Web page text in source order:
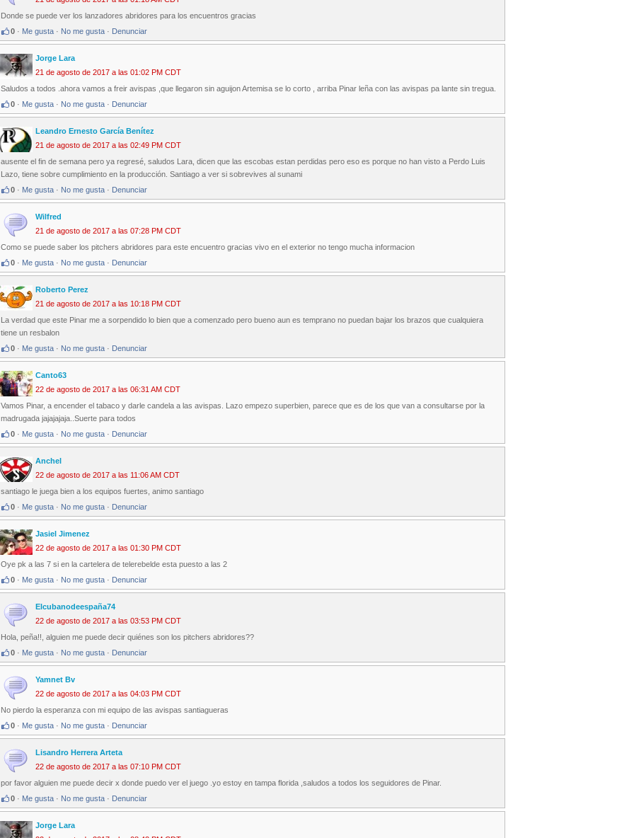
Donde se puede ver los lanzadores abridores para los encuentros gracias
0 · Me gusta · No me gusta · Denunciar
Jorge Lara
21 de agosto de 2017 a las 01:02 PM CDT
Saludos a todos .ahora vamos a freir avispas ,que llegaron sin aguijon Artemisa se lo corto , arriba Pinar leña con las avispas pa lante sin tregua.
0 · Me gusta · No me gusta · Denunciar
Leandro Ernesto García Benítez
21 de agosto de 2017 a las 02:49 PM CDT
ausente el fin de semana pero ya regresé, saludos Lara, dicen que las escobas estan perdidas pero eso es porque no han visto a Perdo Luis
Lazo, tiene sobre cumplimiento en la producción. Santiago a ver si sobrevives al sunami
0 · Me gusta · No me gusta · Denunciar
Wilfred
21 de agosto de 2017 a las 07:28 PM CDT
Como se puede saber los pitchers abridores para este encuentro gracias vivo en el exterior no tengo mucha informacion
0 · Me gusta · No me gusta · Denunciar
Roberto Perez
21 de agosto de 2017 a las 10:18 PM CDT
La verdad que este Pinar me a sorpendido lo bien que a comenzado pero bueno aun es temprano no puedan bajar los brazos que cualquiera
tiene un resbalon
0 · Me gusta · No me gusta · Denunciar
Canto63
22 de agosto de 2017 a las 06:31 AM CDT
Vamos Pinar, a encender el tabaco y darle candela a las avispas. Lazo empezo superbien, parece que es de los que van a consultarse por la
madrugada jajajajaja..Suerte para todos
0 · Me gusta · No me gusta · Denunciar
Anchel
22 de agosto de 2017 a las 11:06 AM CDT
santiago le juega bien a los equipos fuertes, animo santiago
0 · Me gusta · No me gusta · Denunciar
Jasiel Jimenez
22 de agosto de 2017 a las 01:30 PM CDT
Oye pk a las 7 si en la cartelera de telerebelde esta puesto a las 2
0 · Me gusta · No me gusta · Denunciar
Elcubanodeespaña74
22 de agosto de 2017 a las 03:53 PM CDT
Hola, peña!!, alguien me puede decir quiénes son los pitchers abridores??
0 · Me gusta · No me gusta · Denunciar
Yamnet Bv
22 de agosto de 2017 a las 04:03 PM CDT
No pierdo la esperanza con mi equipo de las avispas santiagueras
0 · Me gusta · No me gusta · Denunciar
Lisandro Herrera Arteta
22 de agosto de 2017 a las 07:10 PM CDT
por favor alguien me puede decir x donde puedo ver el juego .yo estoy en tampa florida ,saludos a todos los seguidores de Pinar.
0 · Me gusta · No me gusta · Denunciar
Jorge Lara